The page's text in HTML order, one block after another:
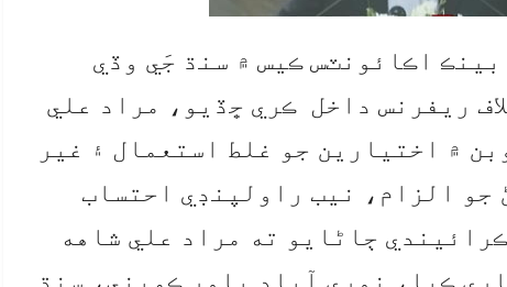
بينڪ اڪائونٽس ڪيس ۾ سنڌ جَي وڏي
ريفرنس داخل ڪري ڇڏيو، مراد علي
۾ اختيارين جو غلط استعمال ۽ غير
جو الزام، نيب راولپنڊي احتساب
ڄاڻايو ته مراد علي شاهه
ڪيا، نوري آباد پاور ڪمپني، سنڌ